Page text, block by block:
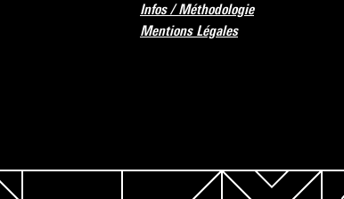
Infos / Méthodologie
Mentions Légales